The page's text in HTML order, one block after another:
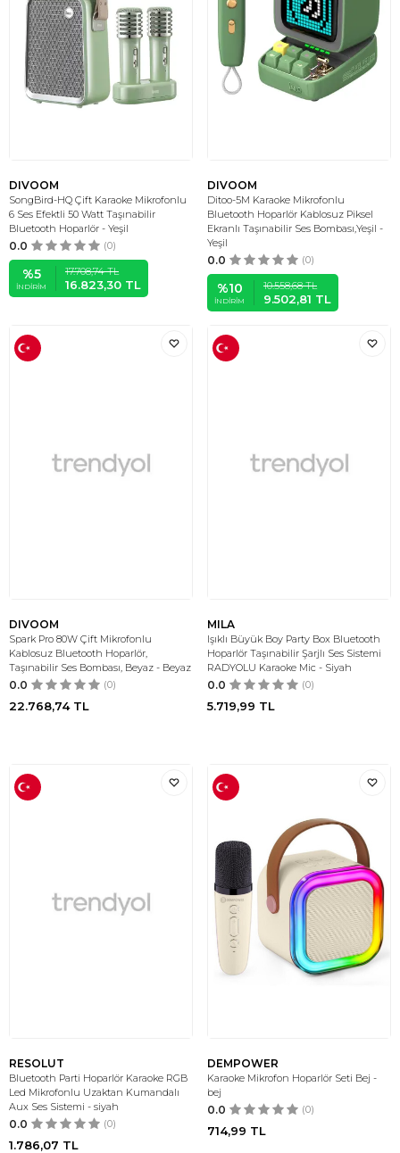
DIVOOM
SongBird-HQ Çift Karaoke Mikrofonlu
6 Ses Efektli 50 Watt Taşınabilir
Bluetooth Hoparlör - Yeşil
0.0 (0)
%5
İNDIRIM
17.708,74TL
16.823,30 TL
DIVOOM
Ditoo-5M Karaoke Mikrofonlu
Bluetooth Hoparlör Kablosuz Piksel
Ekranlı Taşınabilir Ses Bombası,Yeşil -
Yeşil
0.0 (0)
%10
İNDIRIM
10.558,68TL
9.502,81 TL
DIVOOM
Spark Pro 80W Çift Mikrofonlu
Kablosuz Bluetooth Hoparlör,
Taşınabilir Ses Bombası, Beyaz - Beyaz
0.0 (0)
22.768,74TL
MILA
Işıklı Büyük Boy Party Box Bluetooth
Hoparlör Taşınabilir Şarjlı Ses Sistemi
RADYOLU Karaoke Mic - Siyah
0.0 (0)
5.719,99 TL
RESOLUT
Bluetooth Parti Hoparlör Karaoke RGB
Led Mikrofonlu Uzaktan Kumandalı
Aux Ses Sistemi - siyah
0.0 (0)
1.786,07 TL
DEMPOWER
Karaoke Mikrofon Hoparlör Seti Bej -
bej
0.0 (0)
714,99 TL